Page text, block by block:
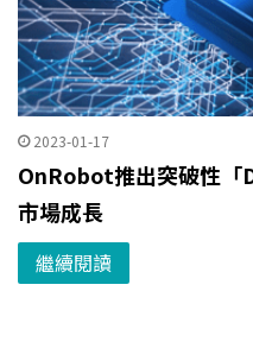
2023-01-17
OnRobot推出突破性
市場成長
繼續閱讀